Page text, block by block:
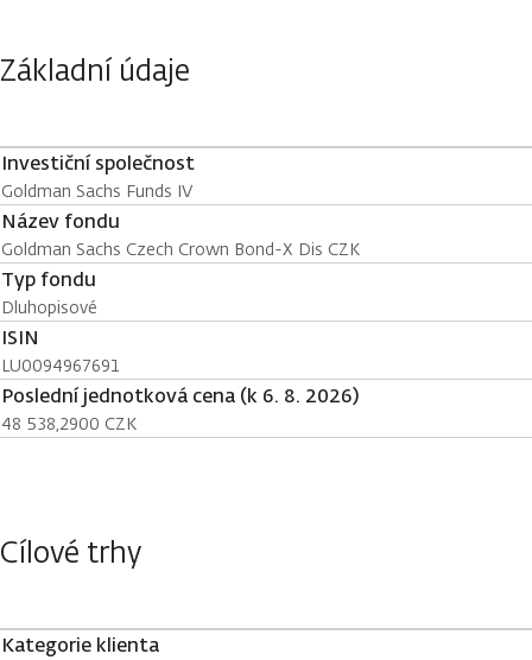
Základní údaje
Investiční společnost
Goldman Sachs Funds IV
Název fondu
Goldman Sachs Czech Crown Bond-X Dis CZK
Typ fondu
Dluhopisové
ISIN
LU0094967691
Poslední jednotková cena (k 6. 8. 2026)
48 538,2900 CZK
Cílové trhy
Kategorie klienta